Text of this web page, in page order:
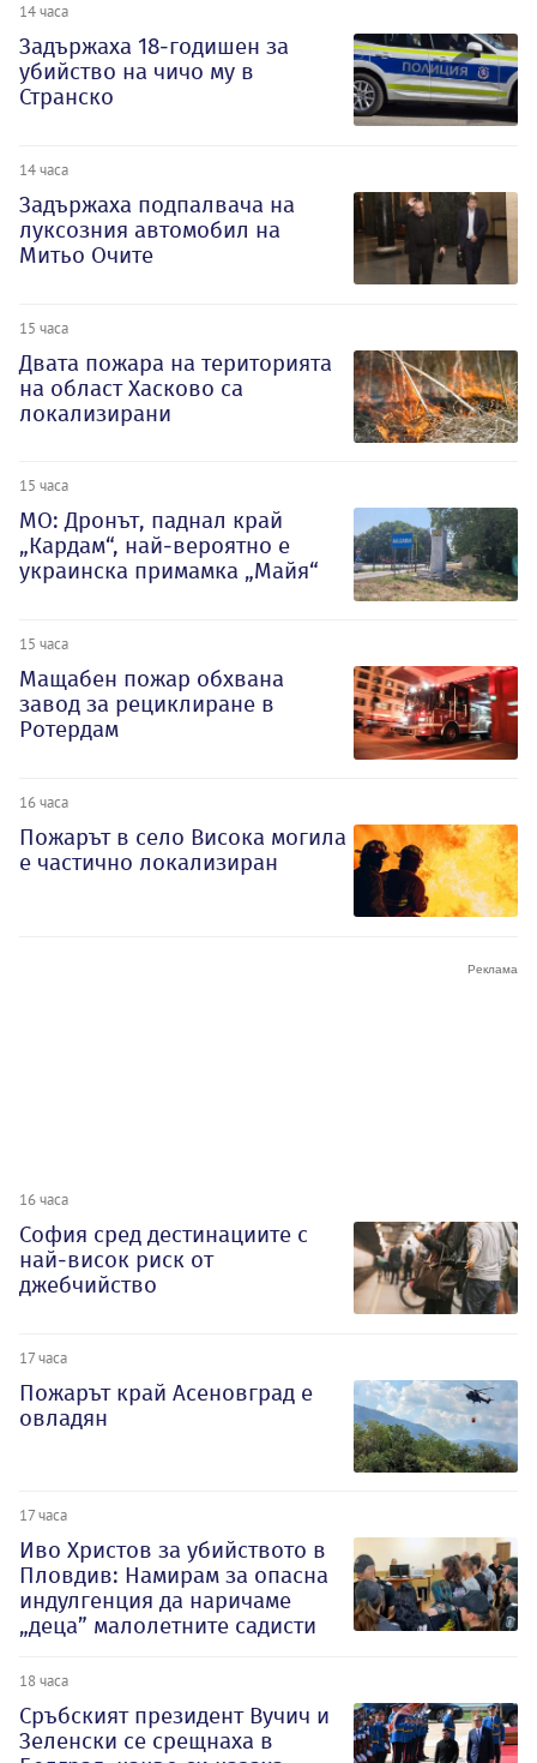
14 часа
Задържаха 18-годишен за
убийство на чичо му в
Странско
14 часа
Задържаха подпалвача на
луксозния автомобил на
Митьо Очите
15 часа
Двата пожара на територията
на област Хасково са
локализирани
15 часа
МО: Дронът, паднал край
„Кардам“, най-вероятно е
украинска примамка „Майя“
15 часа
Мащабен пожар обхвана
завод за рециклиране в
Ротердам
16 часа
Пожарът в село Висока могила
е частично локализиран
16 часа
София сред дестинациите с
най-висок риск от
джебчийство
17 часа
Пожарът край Асеновград е
овладян
17 часа
Иво Христов за убийството в
Пловдив: Намирам за опасна
индулгенция да наричаме
„деца” малолетните садисти
18 часа
Сръбският президент Вучич и
Зеленски се срещнаха в